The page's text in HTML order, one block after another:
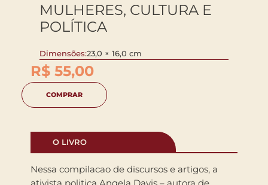
MULHERES, CULTURA E
POLÍTICA
Dimensões:23,0 × 16,0 cm
R$ 55,00
COMPRAR
O LIVRO
Nessa compilacao de discursos e artigos, a